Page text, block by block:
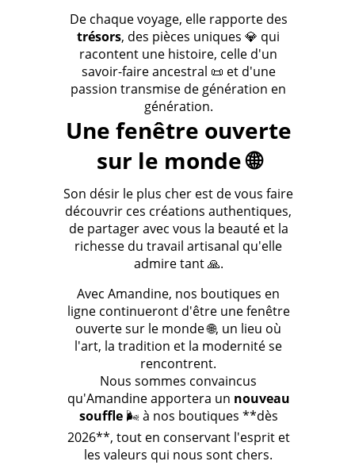
De chaque voyage, elle rapporte des
trésors, des pièces uniques 💎 qui
racontent une histoire, celle d'un
savoir-faire ancestral 📜 et d'une
passion transmise de génération en
génération.
Une fenêtre ouverte
sur le monde 🌐
Son désir le plus cher est de vous faire
découvrir ces créations authentiques,
de partager avec vous la beauté et la
richesse du travail artisanal qu'elle
admire tant 🙏.
Avec Amandine, nos boutiques en
ligne continueront d'être une fenêtre
ouverte sur le monde 🌐, un lieu où
l'art, la tradition et la modernité se
rencontrent.
Nous sommes convaincus
qu'Amandine apportera un nouveau
souffle🌬️ à nos boutiques **dès
2026**, tout en conservant l'esprit et
les valeurs qui nous sont chers.